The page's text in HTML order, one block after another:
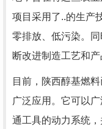
项目采用了..的生产
零排放、低污染。
断改进制造工艺和产
目前，陕西醇基燃
广泛应用。它可以
通工具的动力系统